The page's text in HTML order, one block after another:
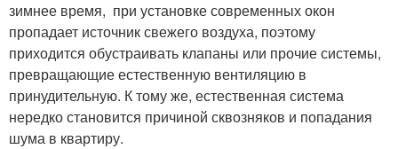
зимнее время, при установке современных окон
пропадает источник свежего воздуха, поэтому
приходится обустраивать клапаны или прочие системы,
превращающие естественную вентиляцию в
принудительную. К тому же, естественная система
нередко становится причиной сквозняков и попадания
шума в квартиру.